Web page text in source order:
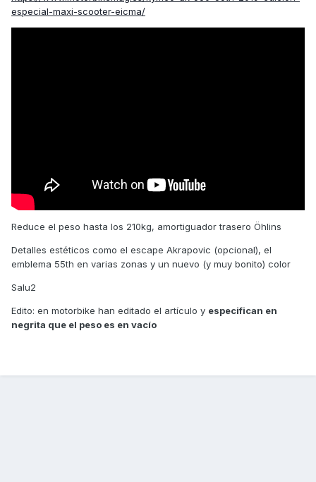
especial-maxi-scooter-eicma/
Reduce el peso hasta los 210kg, amortiguador trasero Öhlins
Detalles estéticos como el escape Akrapovic (opcional), el
emblema 55th en varias zonas y un nuevo (y muy bonito) color
Salu2
Edito: en motorbike han editado el artículo y especifican en
negrita que el peso es en vacío